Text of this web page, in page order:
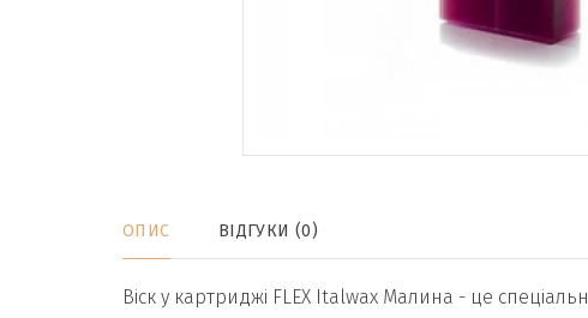
ОПИС ВІДГУКИ (0)
Віск у картриджі FLEX Italwax Малина - це